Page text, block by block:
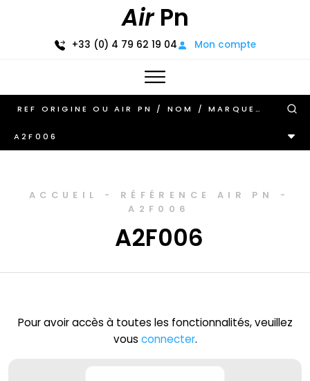
AirPn
+33 (0) 4 79 62 19 04 Mon compte
A2F006
ACCUEIL - RÉFÉRENCE AIR PN
-
A2F006
A2F006
Pour avoir accès à toutes les fonctionnalités, veuillez
vous connecter.